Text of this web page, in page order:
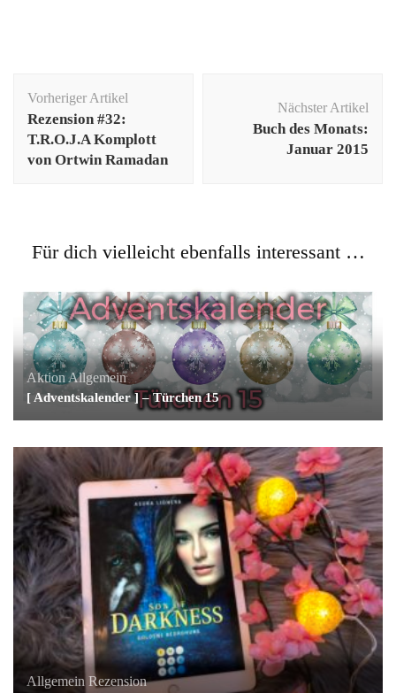
Vorheriger Artikel
Rezension #32:
T.R.O.J.A Komplott
von Ortwin Ramadan
Nächster Artikel
Buch des Monats:
Januar 2015
Für dich vielleicht ebenfalls interessant …
AktionAllgemein
[ Adventskalender ] – Türchen 15
Allgemein Rezension